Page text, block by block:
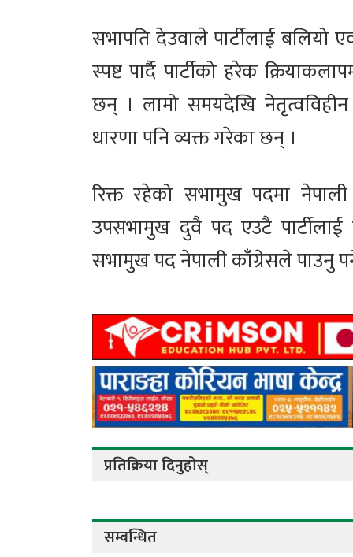
सभापति देउवाले पार्टीलाई
स्पष्ट पार्दै पार्टीको हरेक
छन् । लामो समयदेखि नेतृत्वविहीन
धारणा पनि व्यक्त गरेका छन् ।
रिक्त रहेको सभामुख पदमा
उपसभामुख दुवै पद एउटै
सभामुख पद नेपाली काँग्रेसले पाउनु
प्रतिक्रिया दिनुहोस्
सम्बन्धित